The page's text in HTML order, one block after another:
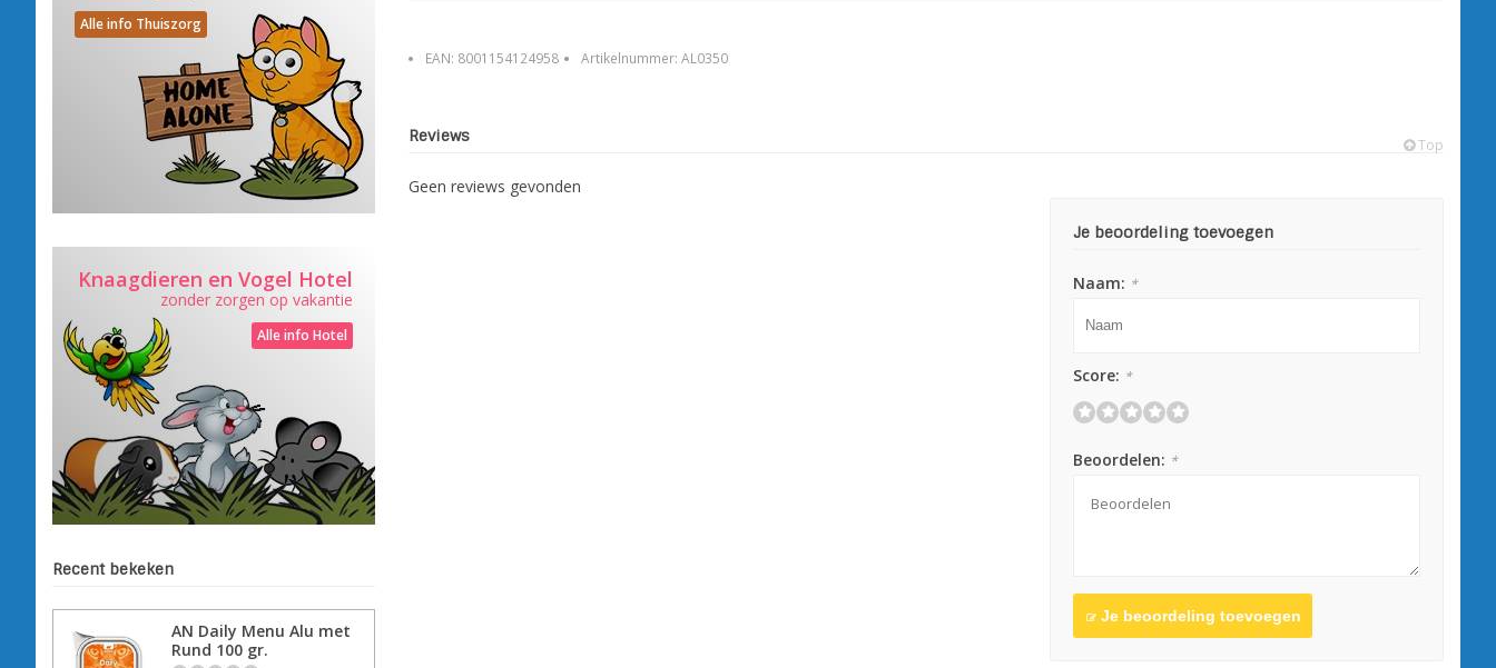
Alle info Thuiszorg
Knaagdieren en Vogel Hotel
zonder zorgen op vakantie
Alle info Hotel
Recent bekeken
AN Daily Menu Alu met
Rund 100 gr.
EAN: 8001154124958 Artikelnummer: AL0350
Reviews Top
Geen reviews gevonden
Je beoordeling toevoegen
Naam: *
Score: *
Beoordelen: *
Je beoordeling toevoegen